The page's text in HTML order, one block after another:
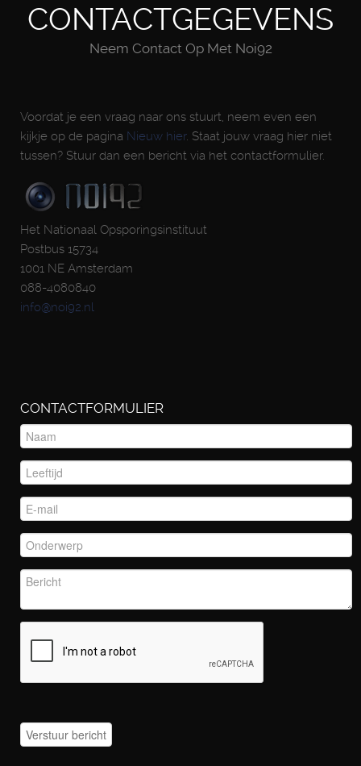
CONTACTGEGEVENS
Neem Contact Op Met Noi92
Voordat je een vraag naar ons stuurt, neem even een
kijkje op de pagina Nieuw hier. Staat jouw vraag hier niet
tussen? Stuur dan een bericht via het contactformulier.
Het Nationaal Opsporingsinstituut
Postbus 15734
1001 NE Amsterdam
088-4080840
info@noi92.nl
CONTACTFORMULIER